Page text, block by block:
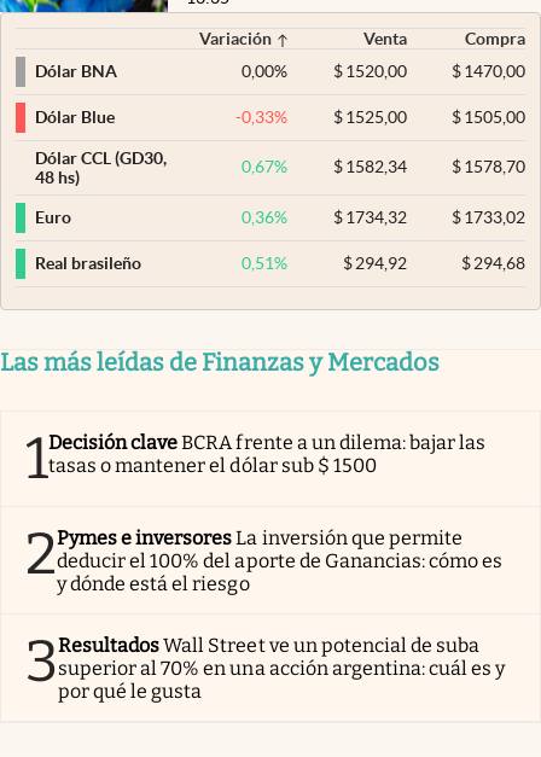
Variación Venta
Compra
Dólar BNA
0,00% $ 1520,00 $1470,00
Dólar Blue -0,33% $ 1525,00 $1505,00
Dólar CCL (GD30,
48 hs)
0,67% $ 1582,34 $1578,70
Euro 0,36% $ 1734,32 $1733,02
Real brasileño 0,51% $ 294,92 $294,68
Las más leídas de Finanzas y Mercados
1Decisión claveBCRA frente a un dilema: bajar las
tasas o mantener el dólar sub $ 1500
2Pymes e inversoresLa inversión que permite
deducir el 100% del aporte de Ganancias: cómo es
y dónde está el riesgo
3ResultadosWall Street ve un potencial de suba
superior al 70% en una acción argentina: cuál es y
por qué le gusta